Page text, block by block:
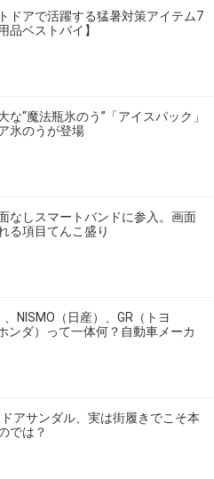
ドアで活躍する猛暑対策アイテム7
品ベストバイ】
な“魔法瓶氷のう”「アイスパック」
氷のうが登場
なしスマートバンドに参入。画面
る項目てんこ盛り
NISMO（日産）、GR（トヨ
ンダ）って一体何？自動車メーカ
アサンダル、実は街履きでこそ本
では？